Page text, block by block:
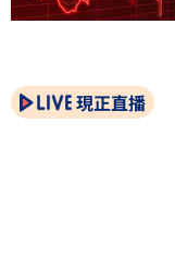
現正直播